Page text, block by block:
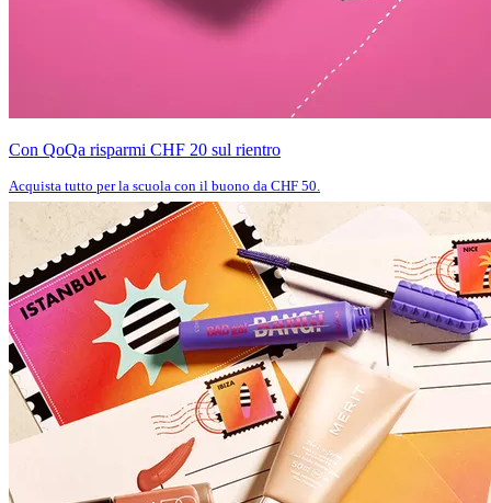
Con QoQa risparmi CHF 20 sul rientro
Acquista tutto per la scuola con il buono da CHF 50.